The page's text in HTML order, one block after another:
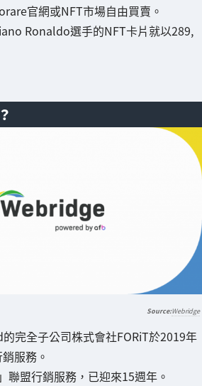
官網或NFT市場自由買賣。
Ronaldo選手的NFT卡片就以289,
Webridge
完全子公司株式會社‎FORiT於2019年
服務。
聯盟行銷服務，已迎來15週年。